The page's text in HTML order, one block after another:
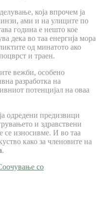
која впрочем ја
ами и на улиците по
година е нешто кое
дека во таа енергија мора
од минатото ако
и траен.
вежби, особено
разработка на
потенцијал на оваа
одредени предизвици
и здравствени
износивме. И во таа
како за членовите на
.
со